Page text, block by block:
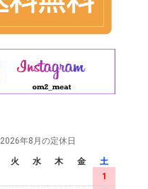
2026年8月の定休日
火 水 木 金
土
1